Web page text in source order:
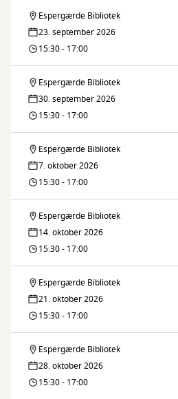
Café
Danish
Language
Café
Dansk
Sprogcafé
Danish
Language
Café
Espergærde Bibliotek
23. september 2026
15:30 - 17:00
Dansk
Sprogcafé
Danish
Language
Café
Espergærde Bibliotek
30. september 2026
15:30 - 17:00
Dansk
Sprogcafé
Danish
Language
Café
Espergærde Bibliotek
7. oktober 2026
15:30 - 17:00
Dansk
Sprogcafé
Danish
Language
Café
Espergærde Bibliotek
14. oktober 2026
15:30 - 17:00
Dansk
Sprogcafé
Danish
Language
Espergærde Bibliotek
21. oktober 2026
15:30 - 17:00
Dansk
Sprogcafé
Espergærde Bibliotek
28. oktober 2026
15:30 - 17:00